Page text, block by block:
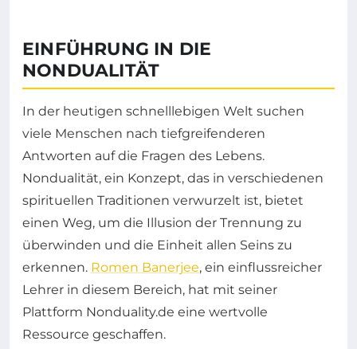
EINFÜHRUNG IN DIE
NONDUALITÄT
In der heutigen schnelllebigen Welt suchen
viele Menschen nach tiefgreifenderen
Antworten auf die Fragen des Lebens.
Nondualität, ein Konzept, das in verschiedenen
spirituellen Traditionen verwurzelt ist, bietet
einen Weg, um die Illusion der Trennung zu
überwinden und die Einheit allen Seins zu
erkennen. Romen Banerjee, ein einflussreicher
Lehrer in diesem Bereich, hat mit seiner
Plattform Nonduality.de eine wertvolle
Ressource geschaffen.